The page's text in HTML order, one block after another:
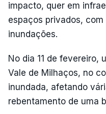
impacto, quer em
espaços privados,
inundações.
No dia 11 de fevereiro,
Vale de Milhaços, no
inundada, afetando
rebentamento de uma